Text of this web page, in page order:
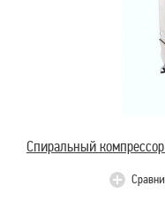
Спиральный